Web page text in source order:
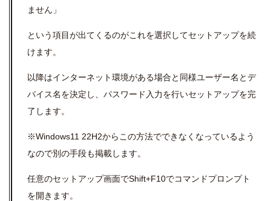
ません」
という項目が出てくるのがこれを選択してセットアップを続
けます。
以降はインターネット環境がある場合と同様ユーザー名とデ
バイス名を決定し、パスワード入力を行いセットアップを完
了します。
※Windows11 22H2からこの方法でできなくなっているよう
なので別の手段も掲載します。
任意のセットアップ画面でShift+F10でコマンドプロンプト
を開きます。